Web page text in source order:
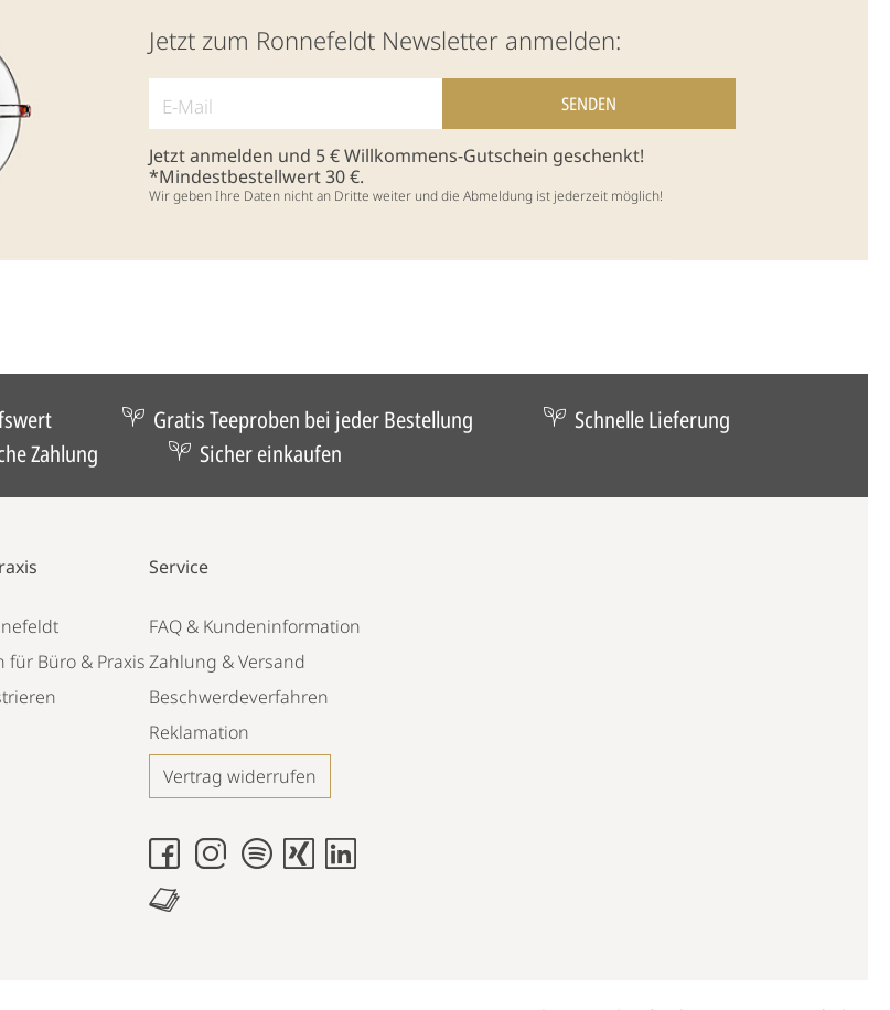
Jetzt zum Ronnefeldt Newsletter anmelden:
Jetzt anmelden und 5 € Willkommens-Gutschein geschenkt!
*Mindestbestellwert 30 €.
Wir geben Ihre Daten nicht an Dritte weiter und die Abmeldung ist jederzeit möglich!
Gratis Teeproben bei jeder Bestellung
Schnelle Lieferung
Zahlung
Sicher einkaufen
für Büro & Praxis
Service
FAQ & Kundeninformation
Zahlung & Versand
Beschwerdeverfahren
Reklamation
Vertrag widerrufen